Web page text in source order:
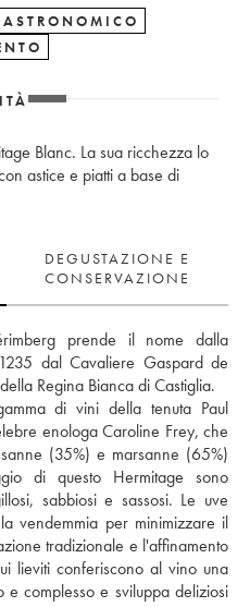
Blanc. La sua ricchezza lo
astice e piatti a base di
DEGUSTAZIONE E
CONSERVAZIONE
prende il nome dalla
dal Cavaliere Gaspard de
Regina Bianca di Castiglia.
di vini della tenuta Paul
enologa Caroline Frey, che
(35%) e marsanne (65%)
di questo Hermitage sono
sabbiosi e sassosi. Le uve
vendemmia per minimizzare il
tradizionale e l'affinamento
lieviti conferiscono al vino una
complesso e sviluppa deliziosi